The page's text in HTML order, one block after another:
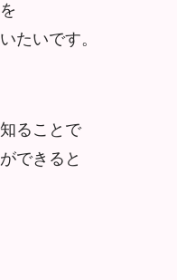
たいです。
ることで
できると